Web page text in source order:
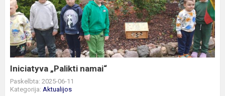
namai“
Iniciatyva „Palikti namai“
Paskelbta: 2025-06-11
Kategorija: Aktualijos